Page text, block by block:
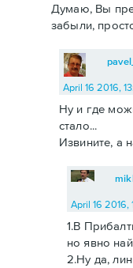
Думаю, Вы
забыли,
April 16 2016,
Ну и где
стало...
Извините, а
April 16 2016,
1.В
но явно
2.Ну да,